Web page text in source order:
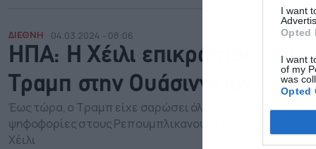
I want
Opted
I want
of my
was
Opted
ΔΙΕΘΝΗ 04.03.2024 - 08:06
ΗΠΑ: Η Χέιλι επικράτησε του
Τραμπ στην Ουάσινγκτον
Έως τώρα, ο Τραμπ είχε σαρώσει όλες τις
ψηφοφορίες στους Ρεπουμπλικανούς. Πρώτη νίκη για τη
Χέιλι